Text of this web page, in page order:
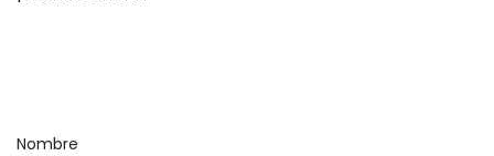
Nombre